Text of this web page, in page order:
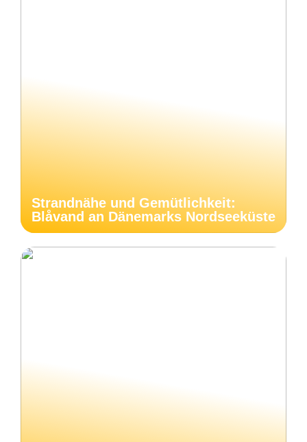
Strandnähe und Gemütlichkeit:
Blåvand an Dänemarks Nordseeküste